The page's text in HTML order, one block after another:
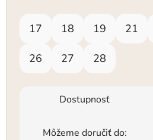
17 18 19 21
26 27 28
Dostupnosť
Môžeme doručiť do: